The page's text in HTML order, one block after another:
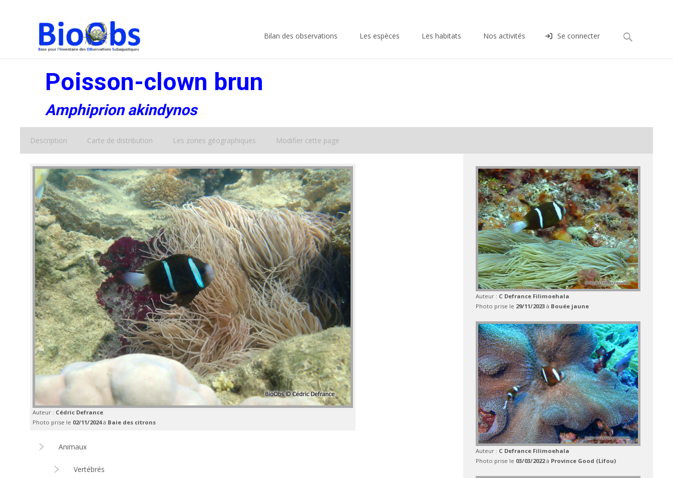
Bilan des observations Les espèces Les habitats Nos activités Se connecter Rechercher :
Poisson-clown brun
Amphiprion akindynos
Description Carte de distribution Les zones géographiques Modifier cette page
Auteur : Cédric Defrance
Photo prise le 02/11/2024à Baie des citrons
Animaux
Vertébrés
Auteur : C Defrance Filimoehala
Photo prise le 29/11/2023à Bouée jaune
Auteur : C Defrance Filimoehala
Photo prise le 03/03/2022à Province Good (Lifou)